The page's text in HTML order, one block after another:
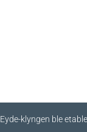
Eyde-klyngen ble